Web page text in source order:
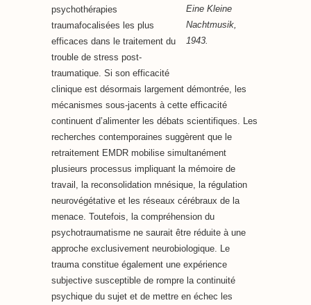
Eine Kleine
Nachtmusik,
1943.
psychothérapies
traumafocalisées les plus
efficaces dans le traitement du
trouble de stress post-
traumatique. Si son efficacité
clinique est désormais largement démontrée, les
mécanismes sous-jacents à cette efficacité
continuent d’alimenter les débats scientifiques. Les
recherches contemporaines suggèrent que le
retraitement EMDR mobilise simultanément
plusieurs processus impliquant la mémoire de
travail, la reconsolidation mnésique, la régulation
neurovégétative et les réseaux cérébraux de la
menace. Toutefois, la compréhension du
psychotraumatisme ne saurait être réduite à une
approche exclusivement neurobiologique. Le
trauma constitue également une expérience
subjective susceptible de rompre la continuité
psychique du sujet et de mettre en échec les